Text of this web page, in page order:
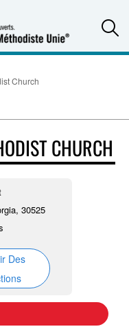
Church
CHURCH
30525
Des